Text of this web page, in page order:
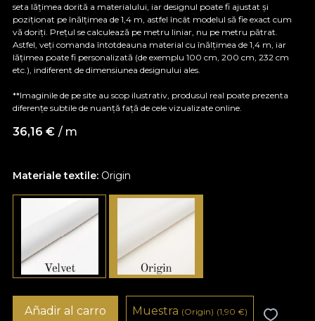
Materiale textile: Origin
seta lățimea dorită a materialului, iar designul poate fi ajustat și
poziționat pe înălțimea de 1,4 m, astfel încât modelul să fie exact cum
vă doriți. Prețul se calculează pe metru liniar, nu pe metru pătrat.
Astfel, veți comanda întotdeauna material cu înălțimea de 1,4 m, iar
lățimea poate fi personalizată (de exemplu 100 cm, 200 cm, 232 cm
etc.), indiferent de dimensiunea designului ales.
**Imaginile de pe site au scop ilustrativ, produsul real poate prezenta
diferențe subtile de nuanță față de cele vizualizate online.
36,16 € / m
Añadir al carro Muestra (Origin) (1,90 €)